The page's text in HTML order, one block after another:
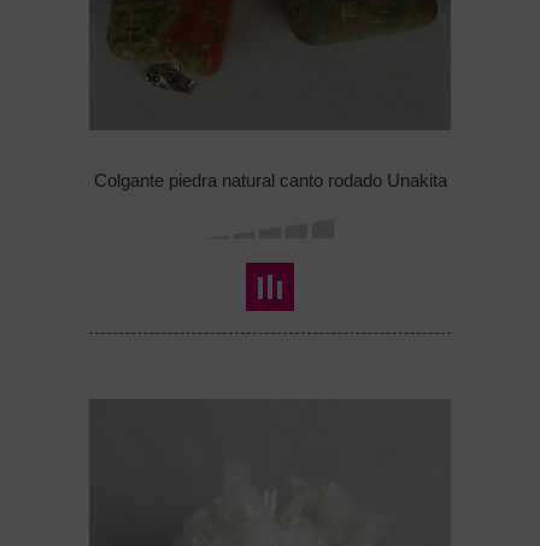
Colgante piedra natural canto rodado Unakita